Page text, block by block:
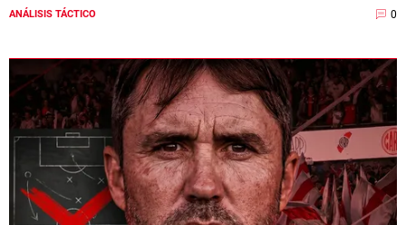
ANÁLISIS TÁCTICO 0